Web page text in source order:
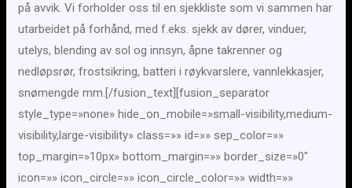
på avvik. Vi forholder oss til en sjekkliste som vi sammen har
utarbeidet på forhånd, med f.eks. sjekk av dører, vinduer,
utelys, blending av sol og innsyn, åpne takrenner og
nedløpsrør, frostsikring, batteri i røykvarslere, vannlekkasjer,
snømengde mm.[/fusion_text][fusion_separator
style_type=»none» hide_on_mobile=»small-visibility,medium-
visibility,large-visibility» class=»» id=»» sep_color=»»
top_margin=»10px» bottom_margin=»» border_size=»0″
icon=»» icon_circle=»» icon_circle_color=»» width=»»